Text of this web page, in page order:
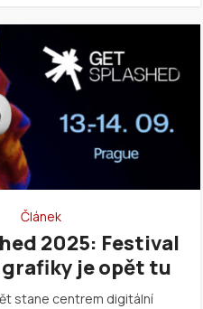
Článek
2025: Festival
je opět tu
stane centrem digitální